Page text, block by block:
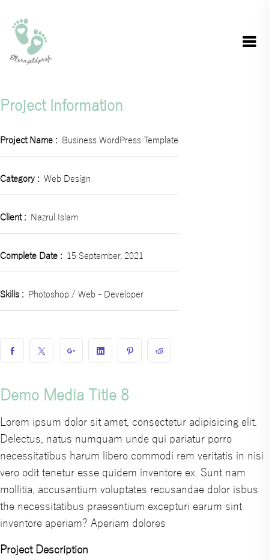
Project Information
Project Name : Business WordPress Template
Category : Web Design
Client : Nazrul Islam
Complete Date : 15 September, 2021
Skills : Photoshop / Web - Developer
Demo Media Title 8
Lorem ipsum dolor sit amet, consectetur adipisicing elit.
Delectus, natus numquam unde qui pariatur porro
necessitatibus harum libero commodi rem veritatis in nisi
vero odit tenetur esse quidem inventore ex. Sunt nam
mollitia, accusantium voluptates recusandae dolor isbus
the necessitatibus praesentium excepturi earum sint
inventore aperiam? Aperiam dolores
Project Description